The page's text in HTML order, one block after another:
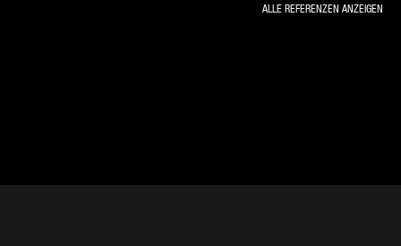
ALLE REFERENZEN ANZEIGEN